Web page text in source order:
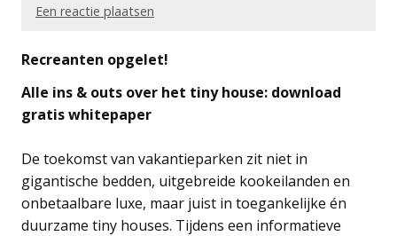
Een reactie plaatsen
Recreanten opgelet!
Alle ins & outs over het tiny house: download
gratis whitepaper
De toekomst van vakantieparken zit niet in
gigantische bedden, uitgebreide kookeilanden en
onbetaalbare luxe, maar juist in toegankelijke én
duurzame tiny houses. Tijdens een informatieve